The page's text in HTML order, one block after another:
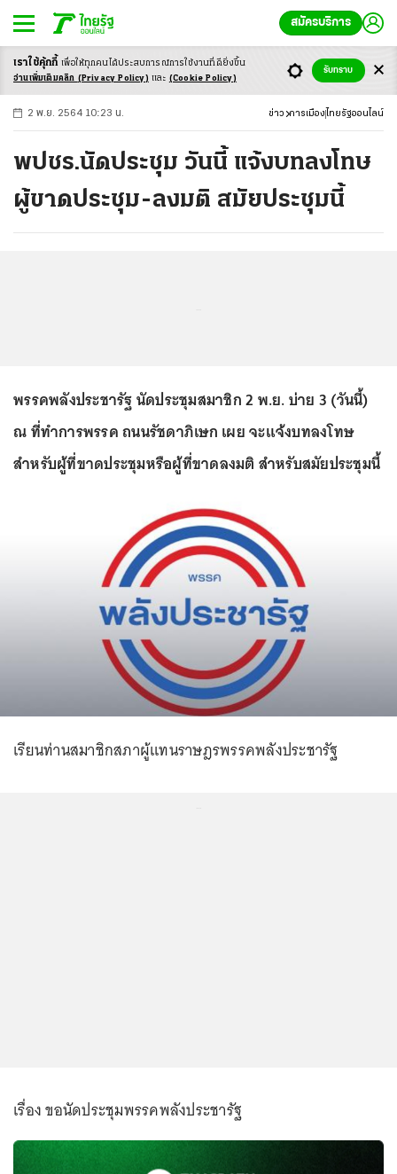
สมัครบริการ
-ก ก ก+
2 พ.ย. 2564 10:23 น. ข่าว การเมือง ไทยรัฐออนไลน์
พปชร.นัดประชุม วันนี้ แจ้งบทลงโทษ
ผู้ขาดประชุม-ลงมติ สมัยประชุมนี้
พรรคพลังประชารัฐ นัดประชุมสมาชิก 2 พ.ย. บ่าย 3 (วันนี้)
ณ ที่ทำการพรรค ถนนรัชดาภิเษก เผย จะแจ้งบทลงโทษ
สำหรับผู้ที่ขาดประชุมหรือผู้ที่ขาดลงมติ สำหรับสมัยประชุมนี้
เรียนท่านสมาชิกสภาผู้แทนราษฎรพรรคพลังประชารัฐ
เรื่อง ขอนัดประชุมพรรคพลังประชารัฐ
เราใช้คุ้กกี้ เพื่อให้ทุกคนได้ประสบการณ์การใช้งานที่ดียิ่งขึ้น
อ่านเพิ่มเติมคลิก (Privacy Policy) และ (Cookie Policy)
รับทราบ